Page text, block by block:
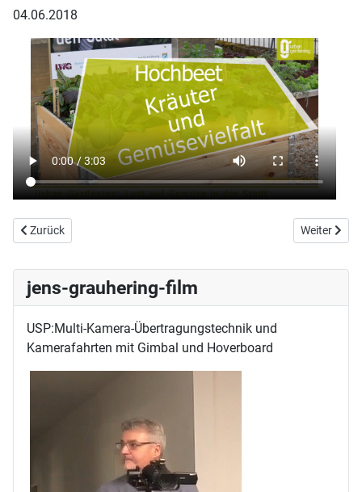
04.06.2018
Vorheriger Beitrag: Filmarbeit für das Bayerische Staatsministerium
Zurück Nächster
Weiter
jens-grauhering-film
USP:Multi-Kamera-Übertragungstechnik und
Kamerafahrten mit Gimbal und Hoverboard